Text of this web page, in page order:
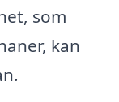
som
kan